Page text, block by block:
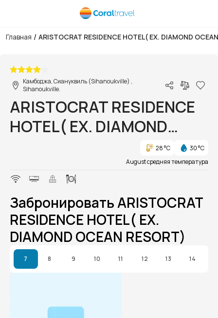
Главная / ARISTOCRAT RESIDENCE HOTEL( EX. DIAMOND
Камбоджа, Сиануквиль (Sihanoukville) ,
Sihanoukville.
ARISTOCRAT RESIDENCE
HOTEL( EX. DIAMOND
28 °C
30 °C
August средняя температура
Забронировать ARISTOCRAT
RESIDENCE HOTEL( EX.
DIAMOND OCEAN RESORT)
7 8 9 10 11 12 13 14